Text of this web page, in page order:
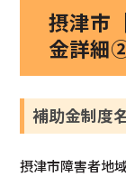
摂津市
金詳細
補助金制度
摂津市障害者地